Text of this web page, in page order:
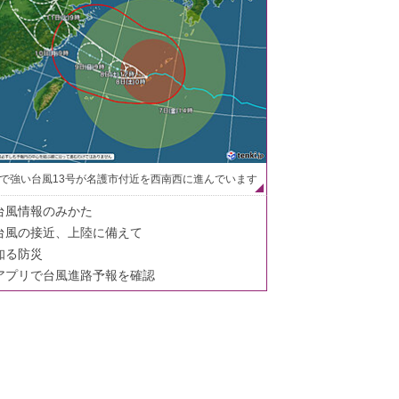
強い台風13号が名護市付近を西南西に進んでいます
風情報のみかた
風の接近、上陸に備えて
る防災
プリで台風進路予報を確認